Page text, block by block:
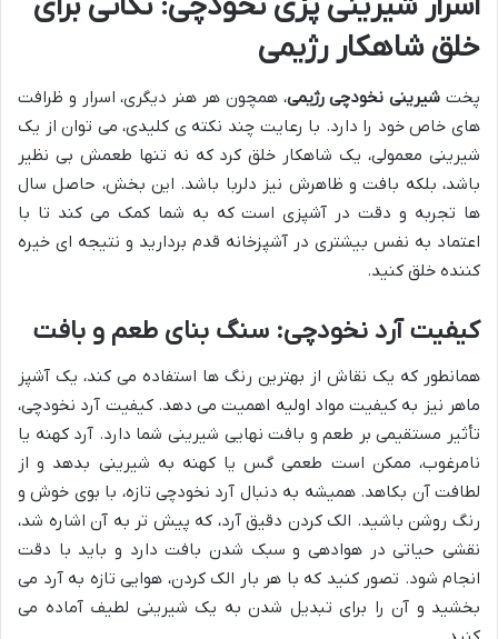
خلق شاهکار رژیمی
پخت شیرینی نخودچی رژیمی، همچون هر هنر دیگری، اسرار و ظرافت
های خاص خود را دارد. با رعایت چند نکته ی کلیدی، می توان از یک
شیرینی معمولی، یک شاهکار خلق کرد که نه تنها طعمش بی نظیر
باشد، بلکه بافت و ظاهرش نیز دلربا باشد. این بخش، حاصل سال
ها تجربه و دقت در آشپزی است که به شما کمک می کند تا با
اعتماد به نفس بیشتری در آشپزخانه قدم بردارید و نتیجه ای خیره
کننده خلق کنید.
کیفیت آرد نخودچی: سنگ بنای طعم و بافت
همانطور که یک نقاش از بهترین رنگ ها استفاده می کند، یک آشپز
ماهر نیز به کیفیت مواد اولیه اهمیت می دهد. کیفیت آرد نخودچی،
تأثیر مستقیمی بر طعم و بافت نهایی شیرینی شما دارد. آرد کهنه یا
نامرغوب، ممکن است طعمی گس یا کهنه به شیرینی بدهد و از
لطافت آن بکاهد. همیشه به دنبال آرد نخودچی تازه، با بوی خوش و
رنگ روشن باشید. الک کردن دقیق آرد، که پیش تر به آن اشاره شد،
نقشی حیاتی در هوادهی و سبک شدن بافت دارد و باید با دقت
انجام شود. تصور کنید که با هر بار الک کردن، هوایی تازه به آرد می
بخشید و آن را برای تبدیل شدن به یک شیرینی لطیف آماده می